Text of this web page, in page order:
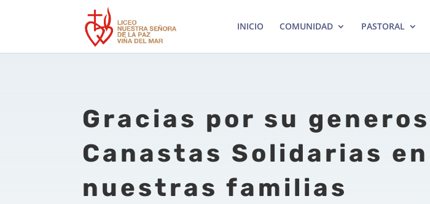
INICIO COMUNIDAD PASTORAL
Gracias por su
Canastas Solidarias
nuestras familias